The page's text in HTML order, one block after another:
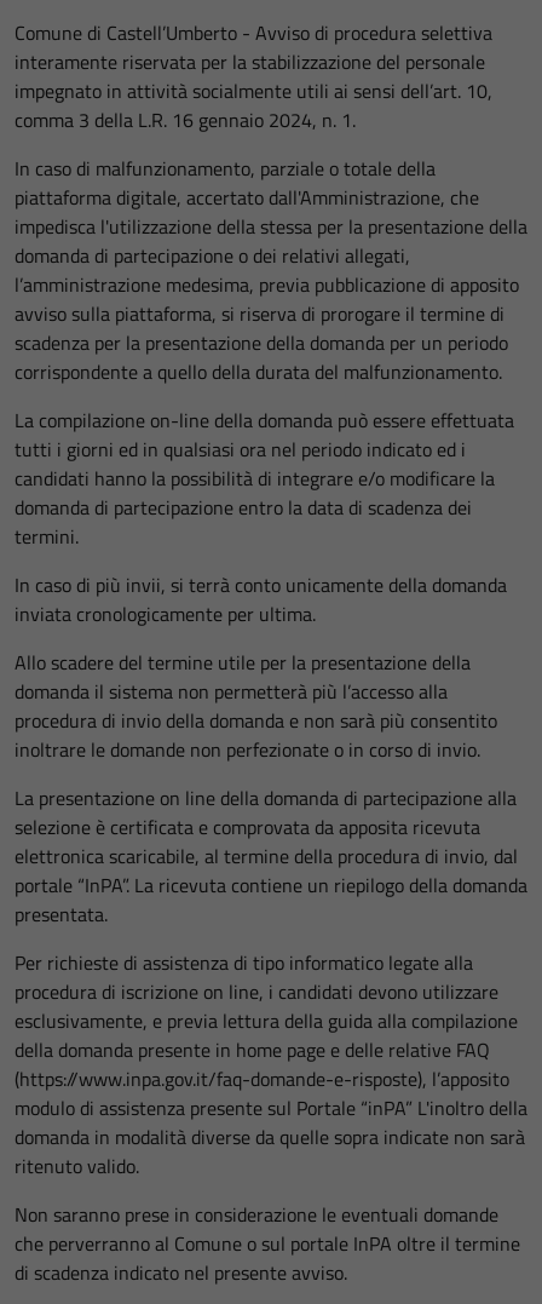
Comune di Castell’Umberto - Avviso di procedura selettiva
interamente riservata per la stabilizzazione del personale
impegnato in attività socialmente utili ai sensi dell’art. 10,
comma 3 della L.R. 16 gennaio 2024, n. 1.
In caso di malfunzionamento, parziale o totale della
piattaforma digitale, accertato dall'Amministrazione, che
impedisca l'utilizzazione della stessa per la presentazione della
domanda di partecipazione o dei relativi allegati,
l’amministrazione medesima, previa pubblicazione di apposito
avviso sulla piattaforma, si riserva di prorogare il termine di
scadenza per la presentazione della domanda per un periodo
corrispondente a quello della durata del malfunzionamento.
La compilazione on-line della domanda può essere effettuata
tutti i giorni ed in qualsiasi ora nel periodo indicato ed i
candidati hanno la possibilità di integrare e/o modificare la
domanda di partecipazione entro la data di scadenza dei
termini.
In caso di più invii, si terrà conto unicamente della domanda
inviata cronologicamente per ultima.
Allo scadere del termine utile per la presentazione della
domanda il sistema non permetterà più l’accesso alla
procedura di invio della domanda e non sarà più consentito
inoltrare le domande non perfezionate o in corso di invio.
La presentazione on line della domanda di partecipazione alla
selezione è certificata e comprovata da apposita ricevuta
elettronica scaricabile, al termine della procedura di invio, dal
portale “InPA”. La ricevuta contiene un riepilogo della domanda
presentata.
Per richieste di assistenza di tipo informatico legate alla
procedura di iscrizione on line, i candidati devono utilizzare
esclusivamente, e previa lettura della guida alla compilazione
della domanda presente in home page e delle relative FAQ
(https://www.inpa.gov.it/faq-domande-e-risposte), l’apposito
modulo di assistenza presente sul Portale “inPA” L'inoltro della
domanda in modalità diverse da quelle sopra indicate non sarà
ritenuto valido.
Non saranno prese in considerazione le eventuali domande
che perverranno al Comune o sul portale InPA oltre il termine
di scadenza indicato nel presente avviso.